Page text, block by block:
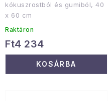
kókuszrostból és gumiból, 40
x 60 cm
Raktáron
Ft4 234
KOSÁRBA